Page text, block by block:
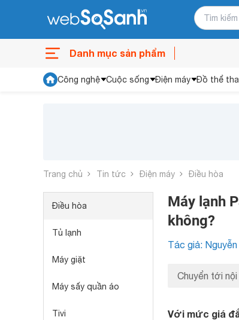
Danh mục sản phẩm
Công nghệ Cuộc sống Điện máy Đồ thể
Trang chủ Tin tức Điện máy Điều hòa
Điều hòa
Tủ lạnh
Máy giặt
Máy sấy quần áo
Tivi
Máy lạnh
không?
Tác giả: Nguyễn
Chuyển tới
Với mức giá